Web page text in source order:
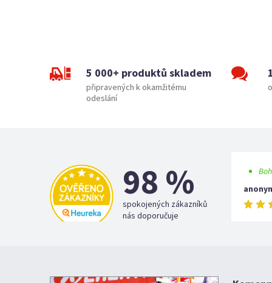
5 000+ produktů skladem
připravených k okamžitému
odeslání
98 %
spokojených zákazníků
nás doporučuje